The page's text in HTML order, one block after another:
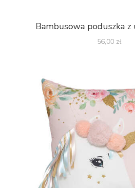
Bambusowa poduszka z
56,00 zł